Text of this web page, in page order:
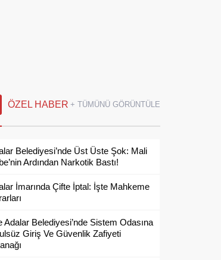
ÖZEL HABER + TÜMÜNÜ GÖRÜNTÜLE
Belediyesi’nde Üst Üste Şok: Mali
Ardından Narkotik Bastı!
İmarında Çifte İptal: İşte Mahkeme
Adalar Belediyesi’nde Sistem Odasına
Giriş Ve Güvenlik Zafiyeti